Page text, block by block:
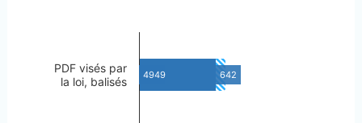
642
4949
PDF visés par
la loi, balisés